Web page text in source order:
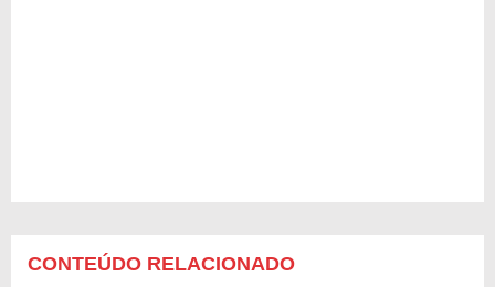
CONTEÚDO RELACIONADO